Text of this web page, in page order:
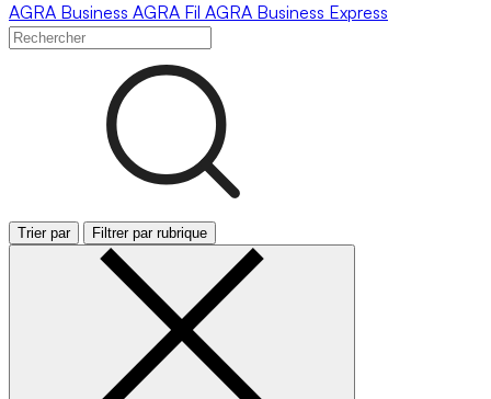
AGRA Business AGRA Fil AGRA Business Express
Trier par Filtrer par rubrique